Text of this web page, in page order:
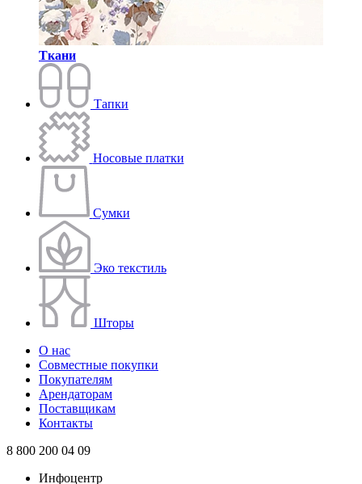
Ткани
Тапки
Носовые платки
Сумки
Эко текстиль
Шторы
О нас
Совместные покупки
Покупателям
Арендаторам
Поставщикам
Контакты
8 800 200 04 09
Инфоцентр